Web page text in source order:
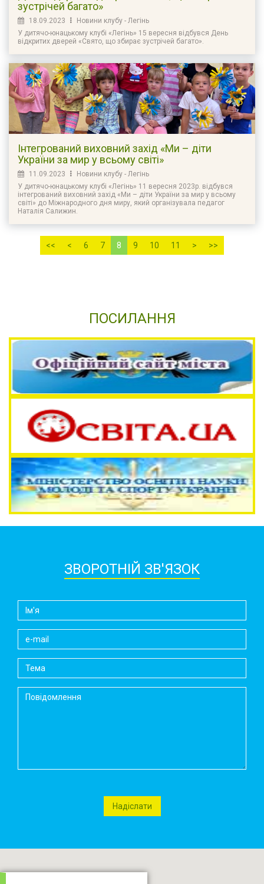
зустрічей багато»
18.09.2023
Новини клубу - Легінь
У дитячо-юнацькому клубі «Легінь» 15 вересня відбувся День
відкритих дверей «Свято, що збирає зустрічей багато».
Інтегрований виховний захід «Ми – діти
України за мир у всьому світі»
11.09.2023
Новини клубу - Легінь
У дитячо-юнацькому клубі «Легінь» 11 вересня 2023р. відбувся
інтегрований виховний захід «Ми – діти України за мир у всьому
світі» до Міжнародного дня миру, який організувала педагог
Наталія Салижин.
<< < 6 7 8 9 10 11 > >>
ПОСИЛАННЯ
ЗВОРОТНІЙ ЗВ'ЯЗОК